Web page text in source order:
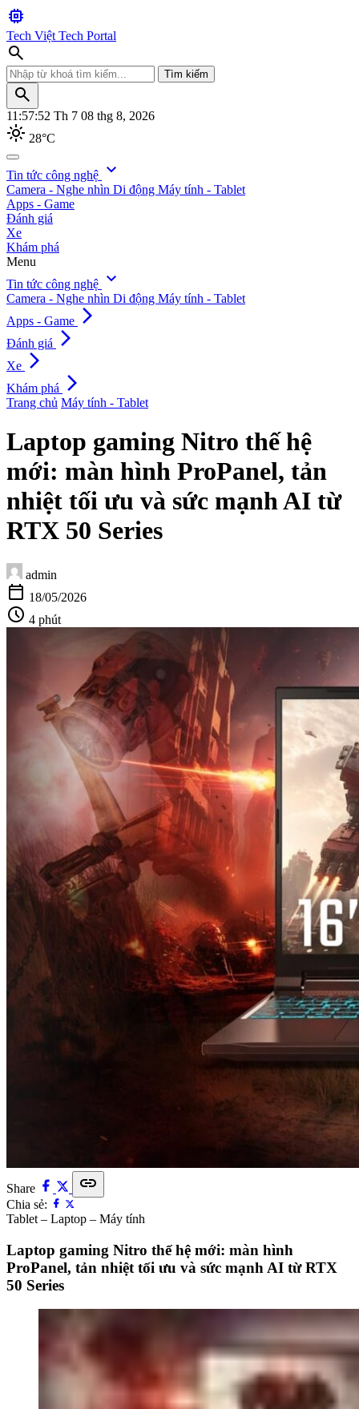
memory
Tech Việt Tech Portal
search
Tìm kiếm
search
11:57:53 Th 7 08 thg 8, 2026
light_mode 28°C
search
Tìm kiếm
Tin tức công nghệ expand_more
Camera - Nghe nhìn Di động Máy tính - Tablet
Apps - Game
Đánh giá
Xe
Khám phá
Menu
Tin tức công nghệ expand_more
Camera - Nghe nhìn Di động Máy tính - Tablet
Apps - Game arrow_forward_ios
Đánh giá arrow_forward_ios
Xe arrow_forward_ios
Khám phá arrow_forward_ios
Trang chủ Máy tính - Tablet
Laptop gaming Nitro thế hệ
mới: màn hình ProPanel, tản
nhiệt tối ưu và sức mạnh AI từ
RTX 50 Series
admin
calendar_today 18/05/2026
schedule 4 phút
Share link
Chia sẻ:
Tablet – Laptop – Máy tính
Laptop gaming Nitro thế hệ mới: màn hình
ProPanel, tản nhiệt tối ưu và sức mạnh AI từ RTX
50 Series